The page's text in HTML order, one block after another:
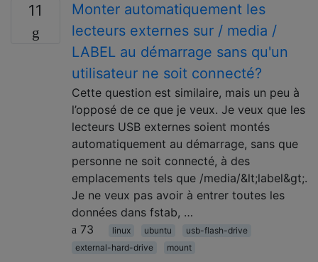
11
Monter automatiquement les
lecteurs externes sur / media /
LABEL au démarrage sans qu'un
utilisateur ne soit connecté?
Cette question est similaire, mais un peu à
l’opposé de ce que je veux. Je veux que les
lecteurs USB externes soient montés
automatiquement au démarrage, sans que
personne ne soit connecté, à des
emplacements tels que /media/&lt;label&gt;.
Je ne veux pas avoir à entrer toutes les
données dans fstab, …
73
linux ubuntu
usb-flash-drive
external-hard-drive
mount